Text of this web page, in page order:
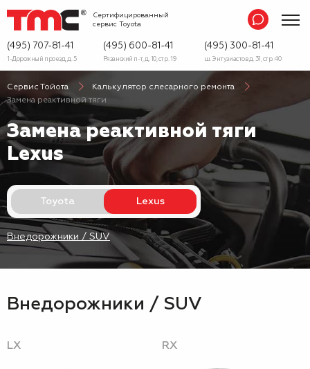
Сертифицированный
сервис Toyota
(495) 707-81-41
1-Дорожный проезд, д. 5
(495) 600-81-41
Рязанский п-т, д. 10, стр. 19
(495) 300-81-41
ш. Энтузиастов д. 31, стр. 40
Сервис Тойота
Калькулятор слесарного ремонта
Замена реактивной тяги
Замена реактивной тяги
Lexus
Toyota Lexus
Внедорожники / SUV
Внедорожники / SUV
LX RX